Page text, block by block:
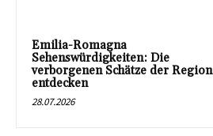
Emilia-Romagna
Sehenswürdigkeiten: Die
verborgenen Schätze der Region
entdecken
28.07.2026